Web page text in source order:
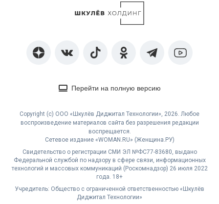
Перейти на полную версию
Copyright (с) ООО «Шкулёв Диджитал Технологии», 2026. Любое
воспроизведение материалов сайта без разрешения редакции
воспрещается.
Сетевое издание «WOMAN.RU» (Женщина.РУ)
Свидетельство о регистрации СМИ ЭЛ №ФС77-83680, выдано
Федеральной службой по надзору в сфере связи, информационных
технологий и массовых коммуникаций (Роскомнадзор) 26 июля 2022
года. 18+
Учредитель: Общество с ограниченной ответственностью «Шкулёв
Диджитал Технологии»